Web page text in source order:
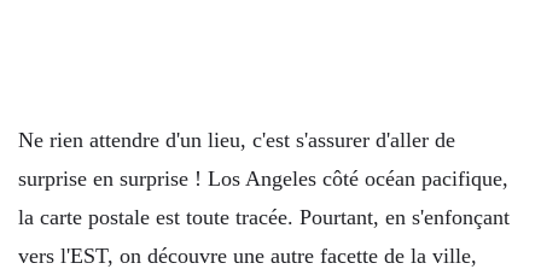
Ne rien attendre d'un lieu, c'est s'assurer d'aller de
surprise en surprise ! Los Angeles côté océan pacifique,
la carte postale est toute tracée. Pourtant, en s'enfonçant
vers l'EST, on découvre une autre facette de la ville,